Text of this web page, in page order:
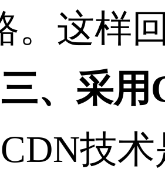
。这样
三、采用
技术是